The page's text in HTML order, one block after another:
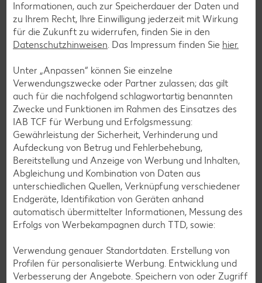
Glutenfreie Rezepte
Wer auf Gluten verzichtet, muss nicht automatisch auf
Vielfalt und Geschmack verzichten. Ob süß oder herzhaft –
mit unseren glutenfreien Rezepten zauberst du dir Gerichte,
Rezepte entdecken
Informationen, auch zur Speicherdauer der Daten und
zu Ihrem Recht, Ihre Einwilligung jederzeit mit Wirkung
für die Zukunft zu widerrufen, finden Sie in den
Datenschutzhinweisen. Das Impressum finden Sie hier.
Unter „Anpassen“ können Sie einzelne
Verwendungszwecke oder Partner zulassen; das gilt
auch für die nachfolgend schlagwortartig benannten
Zwecke und Funktionen im Rahmen des Einsatzes des
IAB TCF für Werbung und Erfolgsmessung:
Gewährleistung der Sicherheit, Verhinderung und
Aufdeckung von Betrug und Fehlerbehebung,
Bereitstellung und Anzeige von Werbung und Inhalten,
Abgleichung und Kombination von Daten aus
unterschiedlichen Quellen, Verknüpfung verschiedener
Endgeräte, Identifikation von Geräten anhand
automatisch übermittelter Informationen, Messung des
Erfolgs von Werbekampagnen durch TTD, sowie:
Verwendung genauer Standortdaten. Erstellung von
Profilen für personalisierte Werbung. Entwicklung und
Verbesserung der Angebote. Speichern von oder Zugriff